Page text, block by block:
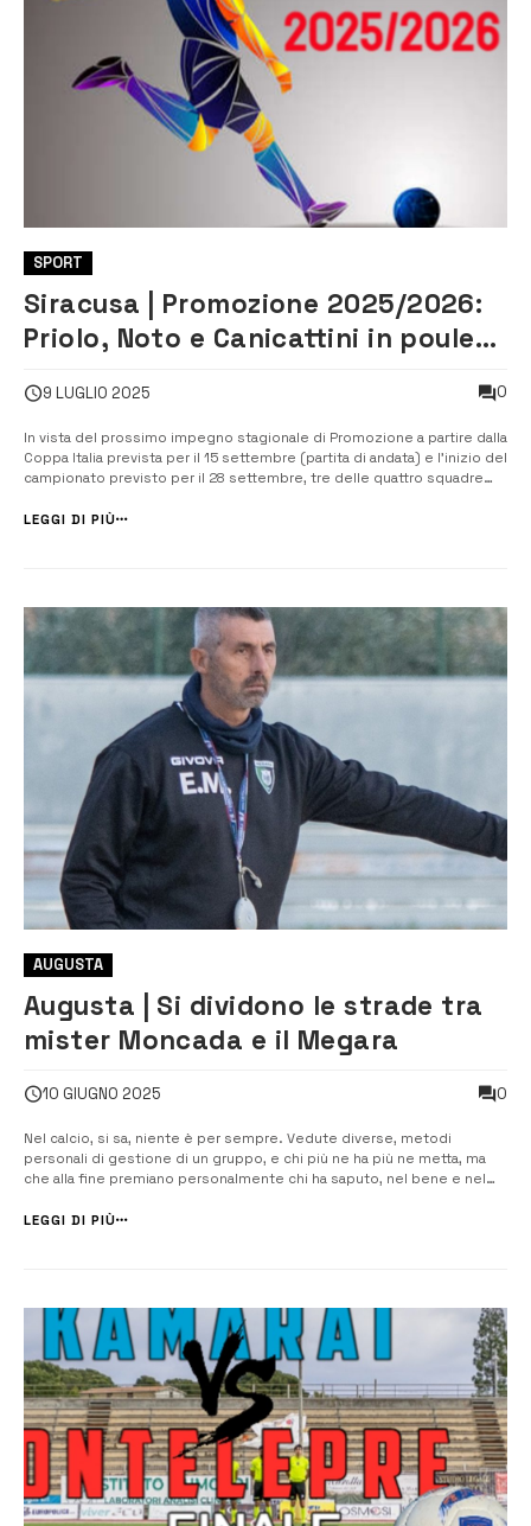
SPORT
Siracusa | Promozione 2025/2026:
Priolo, Noto e Canicattini in poule
9 LUGLIO 2025 0
In vista del prossimo impegno stagionale di Promozione a partire dalla
Coppa Italia prevista per il 15 settembre (partita di andata) e l’inizio del
campionato previsto per il 28 settembre, tre delle quattro squadre
colpi di mercato, mentre il Megara rimane indietro risp...
LEGGI DI PIÙ
AUGUSTA
Augusta | Si dividono le strade tra
mister Moncada e il Megara
10 GIUGNO 2025 0
Nel calcio, si sa, niente è per sempre. Vedute diverse, metodi
personali di gestione di un gruppo, e chi più ne ha più ne metta, ma
che alla fine premiano personalmente chi ha saputo, nel bene e nel
Promozione girone “D” con 59 punti e […]
LEGGI DI PIÙ